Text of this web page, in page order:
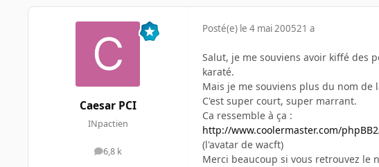
Caesar PCI
INpactien
6,8 k
messages
Posté(e) le 4 mai 200521 a
Salut, je me souviens avoir kiffé des
karaté.
Mais je me souviens plus du nom de
C'est super court, super marrant.
Ca ressemble à ça :
http://www.coolermaster.com/
(l'avatar de wacft)
Merci beaucoup si vous retrouvez le